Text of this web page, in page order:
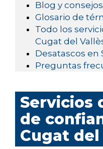
Blog y consejos
Glosario de
Todo los
Cugat del
Desatascos en
Preguntas
Servicios
de
Cugat del